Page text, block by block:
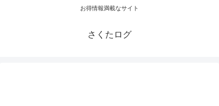
お得情報満載なサイト
さくたログ